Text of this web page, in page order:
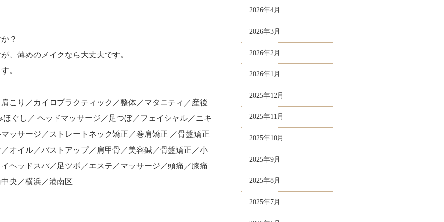
？
、薄めのメイクなら大丈夫です。
。
こり／カイロプラクティック／整体／マタニティ／産後
ぐし／ ヘッドマッサージ／足つぼ／フェイシャル／ニキ
ッサージ／ストレートネック矯正／巻肩矯正 ／骨盤矯正
オイル／バストアップ／肩甲骨／美容鍼／骨盤矯正／小
ヘッドスパ／足ツボ／エステ／マッサージ／頭痛／膝痛
央／横浜／港南区
2026年4月
2026年3月
2026年2月
2026年1月
2025年12月
2025年11月
2025年10月
2025年9月
2025年8月
2025年7月